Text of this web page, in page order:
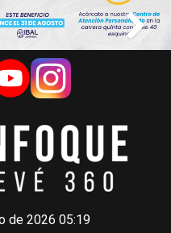
de 2026 05:19